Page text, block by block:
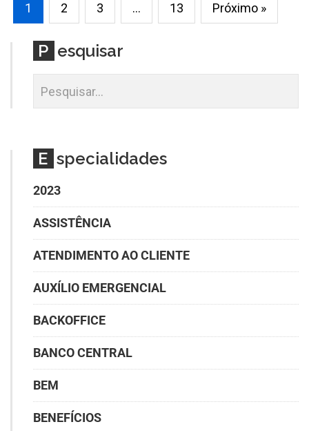
1 2 3 … 13 Próximo »
P esquisar
E specialidades
2023
ASSISTÊNCIA
ATENDIMENTO AO CLIENTE
AUXÍLIO EMERGENCIAL
BACKOFFICE
BANCO CENTRAL
BEM
BENEFÍCIOS